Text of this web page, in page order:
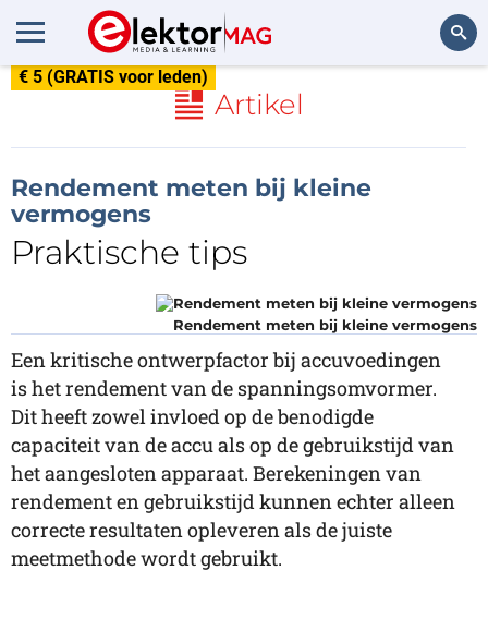
€ 5 (GRATIS voor leden)
Artikel
Rendement meten bij kleine
vermogens
Praktische tips
Rendement meten bij kleine vermogens
Een kritische ontwerpfactor bij accuvoedingen
is het rendement van de spanningsomvormer.
Dit heeft zowel invloed op de benodigde
capaciteit van de accu als op de gebruikstijd van
het aangesloten apparaat. Berekeningen van
rendement en gebruikstijd kunnen echter alleen
correcte resultaten opleveren als de juiste
meetmethode wordt gebruikt.